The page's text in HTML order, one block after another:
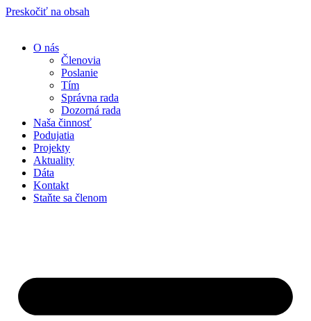
Preskočiť na obsah
O nás
Členovia
Poslanie
Tím
Správna rada
Dozorná rada
Naša činnosť
Podujatia
Projekty
Aktuality
Dáta
Kontakt
Staňte sa členom